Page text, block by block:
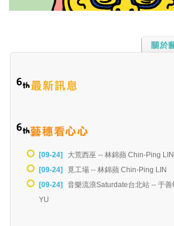
[09-24]
大荒西巫 -- 林錦蘋 Chin-Ping LIN
[09-24]
覓工場 -- 林錦蘋 Chin-Ping LIN
[09-24]
音樂流浪Saturdate台北站 -- 于
YU